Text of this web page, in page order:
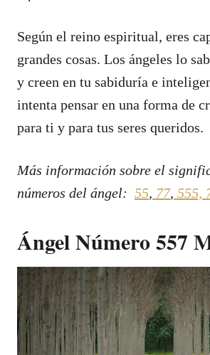
Según el reino espiritual, eres
grandes cosas. Los ángeles lo
y creen en tu sabiduría e
intenta pensar en una forma de
para ti y para tus seres queridos.
Más información sobre el
números del ángel: 55, 77, 555,
Ángel Número 557